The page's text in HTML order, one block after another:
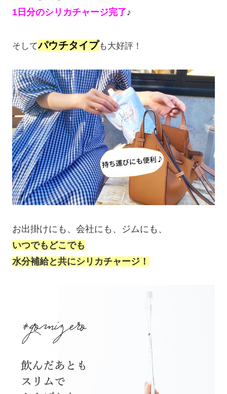
1日分のシリカチャージ完了♪
そしてパウチタイプも大好評！
お出掛けにも、会社にも、ジムにも、
いつでもどこでも
水分補給と共にシリカチャージ！